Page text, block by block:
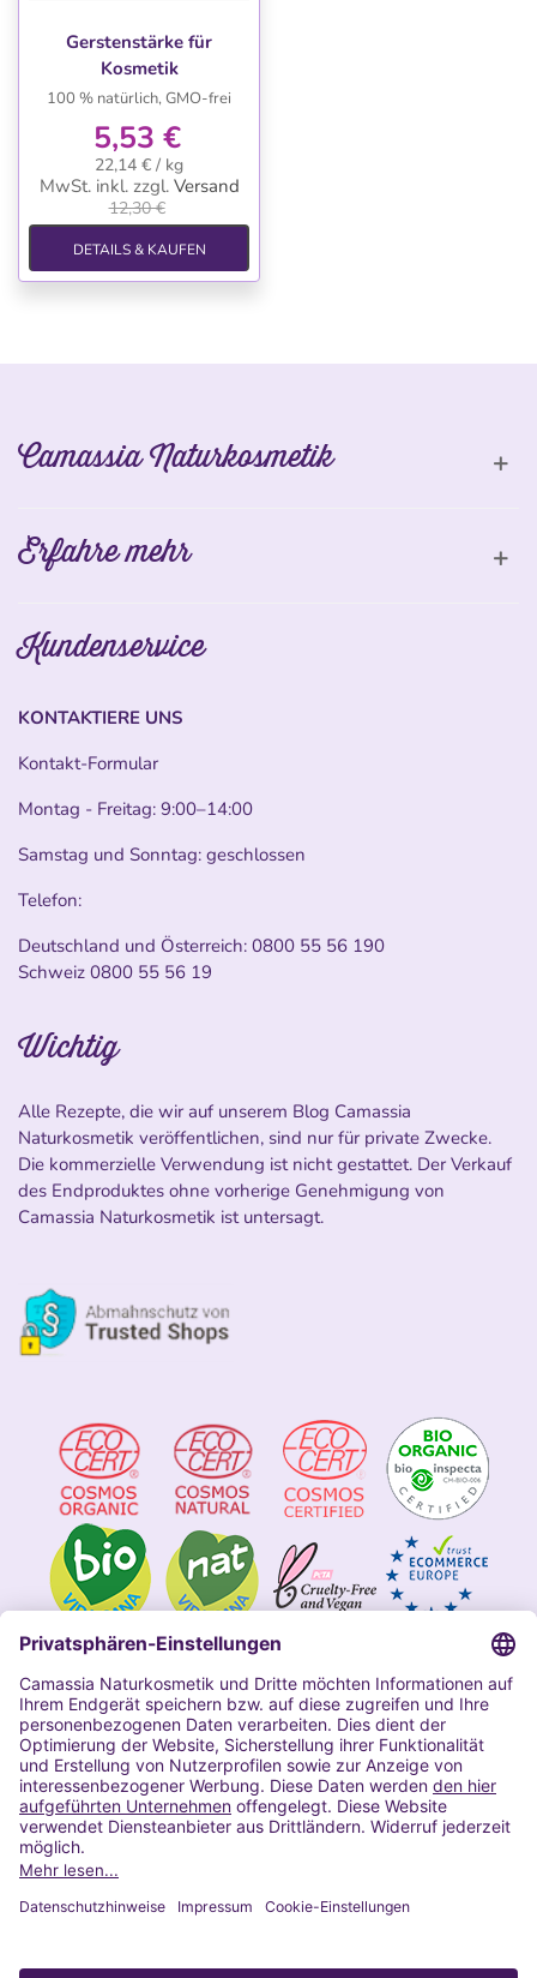
Gerstenstärke für
Kosmetik
100 % natürlich, GMO-frei
5,53 €
22,14 € / kg
MwSt. inkl. zzgl. Versand
12,30 €
DETAILS & KAUFEN
Camassia Naturkosmetik
Erfahre mehr
Kundenservice
KONTAKTIERE UNS
Kontakt-Formular
Montag - Freitag: 9:00–14:00
Samstag und Sonntag: geschlossen
Telefon:
Deutschland und Österreich: 0800 55 56 190
Schweiz 0800 55 56 19
Wichtig
Alle Rezepte, die wir auf unserem Blog Camassia
Naturkosmetik veröffentlichen, sind nur für private Zwecke.
Die kommerzielle Verwendung ist nicht gestattet. Der Verkauf
des Endproduktes ohne vorherige Genehmigung von
Camassia Naturkosmetik ist untersagt.
Impressum
Allgemeine Geschäftsbedingungen
Datenschutzerklärung Camassia
Widerrufsbelehrung
Copyright 2020 | Alle Rechte vorbehalten